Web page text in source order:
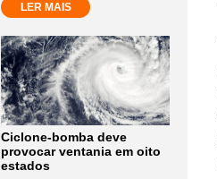
LER MAIS
Ciclone-bomba deve
provocar ventania em oito
estados